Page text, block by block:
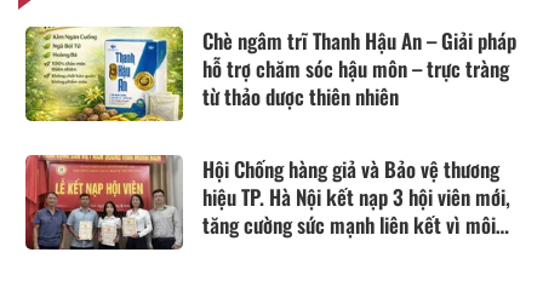
Chè ngâm trĩ Thanh Hậu An – Giải pháp
hỗ trợ chăm sóc hậu môn – trực tràng
từ thảo dược thiên nhiên
Hội Chống hàng giả và Bảo vệ thương
hiệu TP. Hà Nội kết nạp 3 hội viên mới,
tăng cường sức mạnh liên kết vì môi